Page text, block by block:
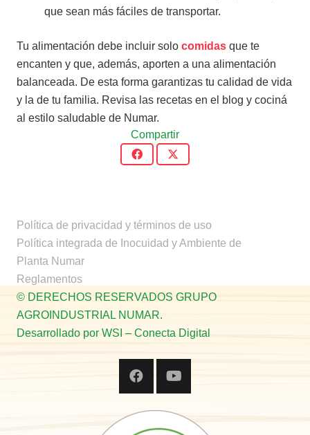
que sean más fáciles de transportar.
Tu alimentación debe incluir solo comidas que te
encanten y que, además, aporten a una alimentación
balanceada. De esta forma garantizas tu calidad de vida
y la de tu familia. Revisa las recetas en el blog y cociná
al estilo saludable de Numar.
Compartir
Política de privacidad y términos de uso
Política integrada de Inocuidad y Ambiente de
Planta Numar
Reglamentos
© DERECHOS RESERVADOS GRUPO
AGROINDUSTRIAL NUMAR.
Desarrollado por WSI – Conecta Digital